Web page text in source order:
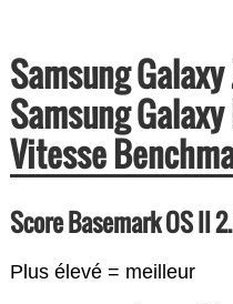
Samsung
Samsung
Vitesse
Score Basemark OS II
Plus élevé = meilleur